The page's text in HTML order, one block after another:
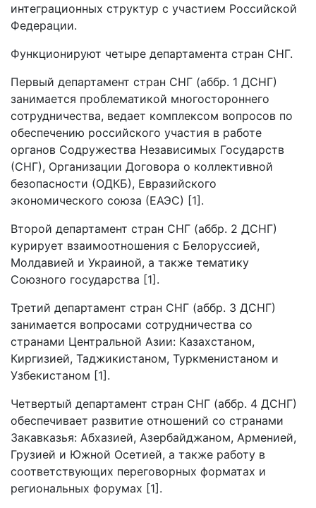
интеграционных структур с участием Российской
Федерации.
Функционируют четыре департамента стран СНГ.
Первый департамент стран СНГ (аббр. 1 ДСНГ)
занимается проблематикой многостороннего
сотрудничества, ведает комплексом вопросов по
обеспечению российского участия в работе
органов Содружества Независимых Государств
(СНГ), Организации Договора о коллективной
безопасности (ОДКБ), Евразийского
экономического союза (ЕАЭС) [1].
Второй департамент стран СНГ (аббр. 2 ДСНГ)
курирует взаимоотношения с Белоруссией,
Молдавией и Украиной, а также тематику
Союзного государства [1].
Третий департамент стран СНГ (аббр. 3 ДСНГ)
занимается вопросами сотрудничества со
странами Центральной Азии: Казахстаном,
Киргизией, Таджикистаном, Туркменистаном и
Узбекистаном [1].
Четвертый департамент стран СНГ (аббр. 4 ДСНГ)
обеспечивает развитие отношений со странами
Закавказья: Абхазией, Азербайджаном, Арменией,
Грузией и Южной Осетией, а также работу в
соответствующих переговорных форматах и
региональных форумах [1].